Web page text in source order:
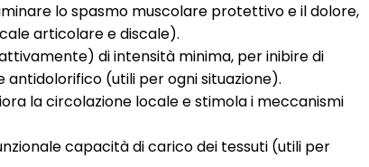
lo spasmo muscolare protettivo e il dolore,
articolare e discale).
di intensità minima, per inibire di
(utili per ogni situazione).
la circolazione locale e stimola i meccanismi
capacità di carico dei tessuti (utili per